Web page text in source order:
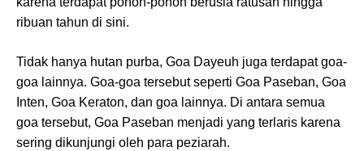
ribuan tahun di sini.
Tidak hanya hutan purba, Goa Dayeuh juga terdapat goa-
goa lainnya. Goa-goa tersebut seperti Goa Paseban, Goa
Inten, Goa Keraton, dan goa lainnya. Di antara semua
goa tersebut, Goa Paseban menjadi yang terlaris karena
sering dikunjungi oleh para peziarah.